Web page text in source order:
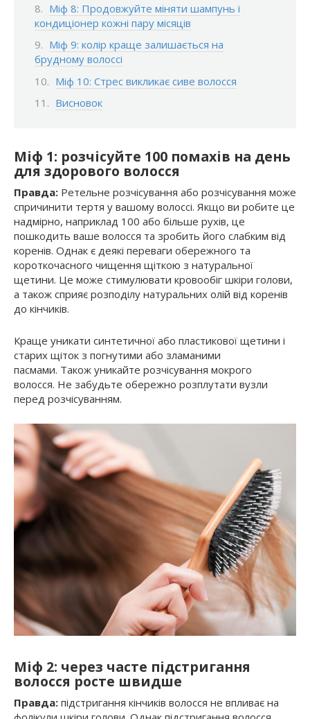
Міф 8: Продовжуйте міняти шампунь і
кондиціонер кожні пару місяців
Міф 9: колір краще залишається на
брудному волоссі
Міф 10: Стрес викликає сиве волосся
Висновок
Міф 1: розчісуйте 100 помахів на день
для здорового волосся
Правда: Ретельне розчісування або розчісування може
спричинити тертя у вашому волоссі. Якщо ви робите це
надмірно, наприклад 100 або більше рухів, це
пошкодить ваше волосся та зробить його слабким від
коренів. Однак є деякі переваги обережного та
короткочасного чищення щіткою з натуральної
щетини. Це може стимулювати кровообіг шкіри голови,
а також сприяє розподілу натуральних олій від коренів
до кінчиків.
Краще уникати синтетичної або пластикової щетини і
старих щіток з погнутими або зламаними
пасмами. Також уникайте розчісування мокрого
волосся. Не забудьте обережно розплутати вузли
перед розчісуванням.
Міф 2: через часте підстригання
волосся росте швидше
Правда: підстригання кінчиків волосся не впливає на